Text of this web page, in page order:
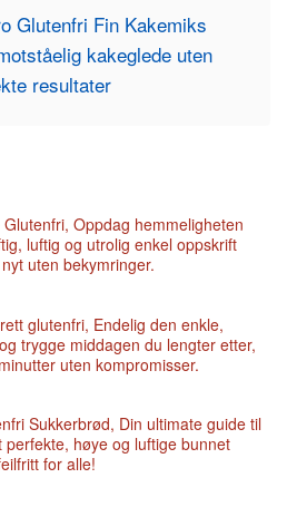
Glutenfri Fin Kakemiks
kakeglede uten
resultater
Oppdag hemmeligheten
luftig og utrolig enkel oppskrift
uten bekymringer.
glutenfri, Endelig den enkle,
trygge middagen du lengter etter,
uten kompromisser.
Sukkerbrød, Din ultimate guide til
perfekte, høye og luftige bunnet
for alle!